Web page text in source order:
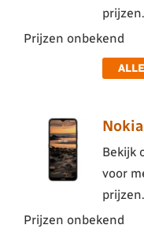
prijzen.
Prijzen onbekend
Bekijk
voor
prijzen.
Prijzen onbekend